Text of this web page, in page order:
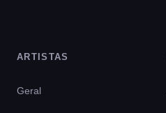
ARTISTAS
Geral